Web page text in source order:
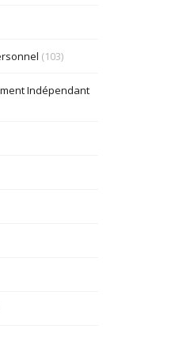
(103)
Indépendant